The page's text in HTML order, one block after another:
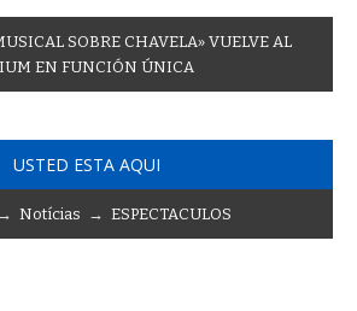
USICAL SOBRE CHAVELA» VUELVE AL
IUM EN FUNCIÓN ÚNICA
USTED ESTA AQUI
Notícias → ESPECTACULOS